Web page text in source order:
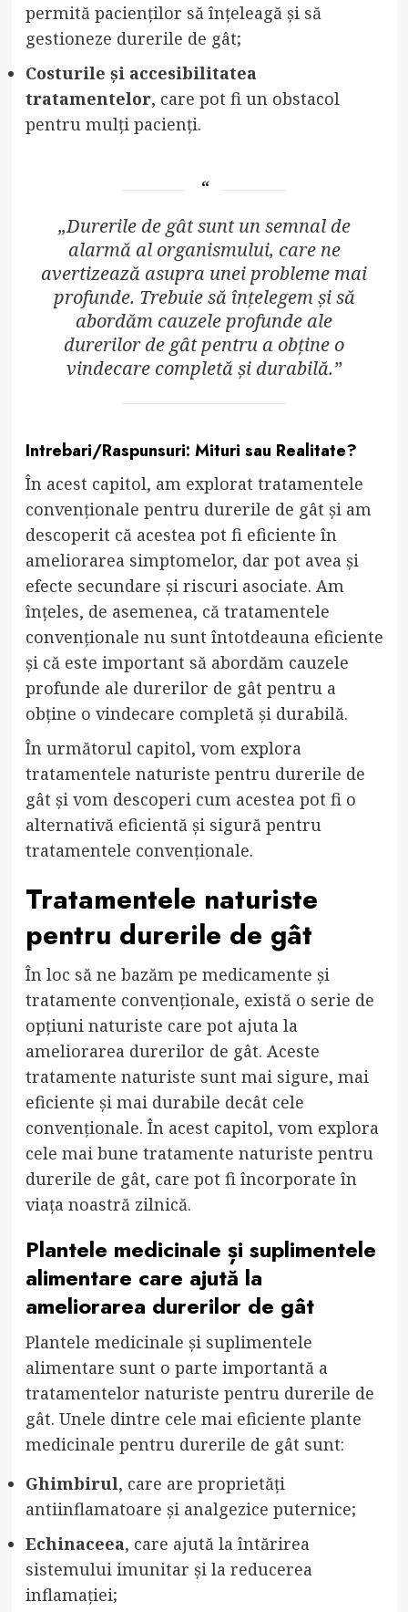
permită pacienților să înțeleagă și să
gestioneze durerile de gât;
Costurile și accesibilitatea
tratamentelor, care pot fi un obstacol
pentru mulți pacienți.
„Durerile de gât sunt un semnal de
alarmă al organismului, care ne
avertizează asupra unei probleme mai
profunde. Trebuie să înțelegem și să
abordăm cauzele profunde ale
durerilor de gât pentru a obține o
vindecare completă și durabilă.”
Intrebari/Raspunsuri: Mituri sau Realitate?
În acest capitol, am explorat tratamentele
convenționale pentru durerile de gât și am
descoperit că acestea pot fi eficiente în
ameliorarea simptomelor, dar pot avea și
efecte secundare și riscuri asociate. Am
înțeles, de asemenea, că tratamentele
convenționale nu sunt întotdeauna eficiente
și că este important să abordăm cauzele
profunde ale durerilor de gât pentru a
obține o vindecare completă și durabilă.
În următorul capitol, vom explora
tratamentele naturiste pentru durerile de
gât și vom descoperi cum acestea pot fi o
alternativă eficientă și sigură pentru
tratamentele convenționale.
Tratamentele naturiste
pentru durerile de gât
În loc să ne bazăm pe medicamente și
tratamente convenționale, există o serie de
opțiuni naturiste care pot ajuta la
ameliorarea durerilor de gât. Aceste
tratamente naturiste sunt mai sigure, mai
eficiente și mai durabile decât cele
convenționale. În acest capitol, vom explora
cele mai bune tratamente naturiste pentru
durerile de gât, care pot fi încorporate în
viața noastră zilnică.
Plantele medicinale și suplimentele
alimentare care ajută la
ameliorarea durerilor de gât
Plantele medicinale și suplimentele
alimentare sunt o parte importantă a
tratamentelor naturiste pentru durerile de
gât. Unele dintre cele mai eficiente plante
medicinale pentru durerile de gât sunt:
Ghimbirul, care are proprietăți
antiinflamatoare și analgezice puternice;
Echinaceea, care ajută la întărirea
sistemului imunitar și la reducerea
inflamației;